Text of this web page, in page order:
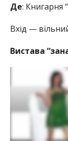
Де: Книгарня
Вхід —
Вистава